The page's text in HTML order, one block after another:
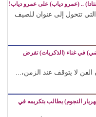
.. (عمرو دياب) على عمرو دياب!
تتحول إلى عنوان للصيف
في غناء (الذكريات) تفرض
الفن لا يتوقف عند الزمن،...
النجوم) يطالب بتكريمه في